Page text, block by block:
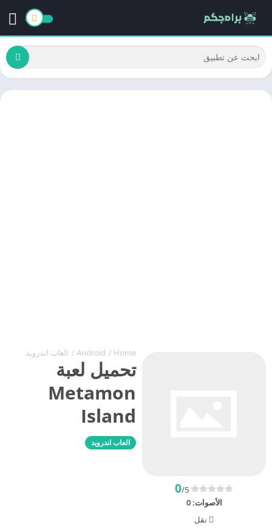
Home
/
Android
/ العاب اندرويد
تحميل لعبة
Metamon
Island
العاب اندرويد
0/5
الأصوات:0
نقل